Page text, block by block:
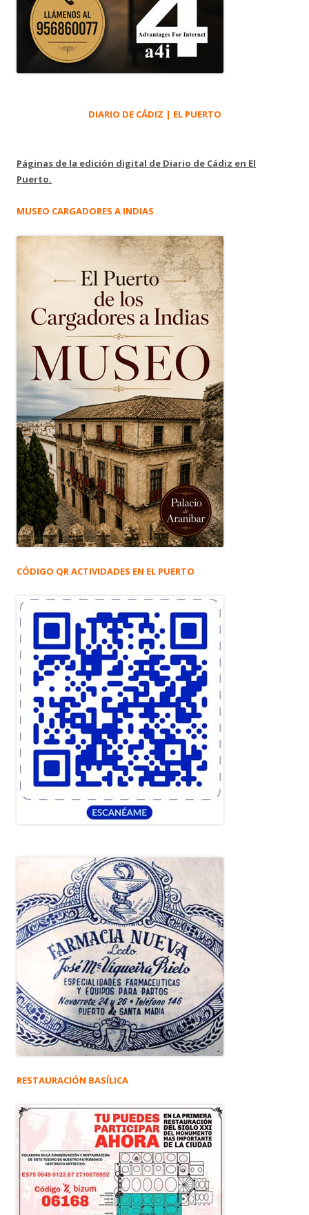
DIARIO DE CÁDIZ | EL PUERTO
Páginas de la edición digital de Diario de Cádiz en El
Puerto.
MUSEO CARGADORES A INDIAS
CÓDIGO QR ACTIVIDADES EN EL PUERTO
RESTAURACIÓN BASÍLICA